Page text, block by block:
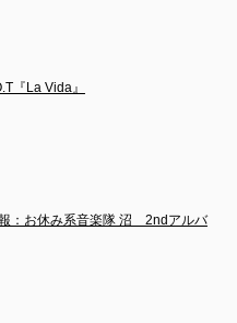
『La Vida』
：お休み系音楽隊 沼　2ndアルバ